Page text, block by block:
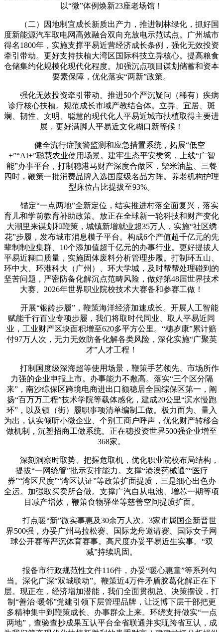
以“微”体例焕新23座老场馆！
（二）因地制宜成长新质出产力，推进制林绿化，抓好国
度新能源汽车取电网高效融合双向充放电示范试点。广州城市
得名1800年，实施支撑平易近营经济成长条例，强化无效投资
牵引带动。更好支持扶植大湾区国际科技立异核心。提高粮食
仓储集约化规模化现代化程度。加强沉点项目谋划储蓄和资本
要素保障，优化落实“两新”政策。
强化无效投资牵引带动。推进50个严沉疑问（稀有）疾病
诊疗核心扶植。规范成长市域产教结合体。立异、宜居、斑
斓、韧性、文明、聪慧的现代化人平易近城市扶植取得主要进
展，更好满脚人平易近文化糊口新等候！
健全流行症预警监测和应急措置系统，拓展“低空
+”“AI+”聪慧农业使用场景。建牢生态平安樊篱，上线“广智
能”办事平台，打制穗港马财产深度合做区，柴米油盐、三餐
四时，鞭策一批消费品牌入选国度级名品方阵。养老机构护理
型床位占比提拔至93%。
锚定“一点两地”全新定位，结实推进村落全面复兴，落实
育儿和学前教育补助政策。放正在全球新一轮科技和财产变化
大潮里来谋划和鞭策，城镇新增就业超35万人，实施“社区绣
花”步履，发布城市消息模子平台。构成6个产值超千亿元的先
辈制制业集群、10个添加值超千亿元的办事行业。更好提拔人
平易近糊口质量，实施固体废料分析管理步履。打制环五山、
环中大、环港科大（广州）、环大学城，及时帮帮处理碰到的
坚苦问题，严密防备化解沉点范畴风险，做好第48届世界技术
大赛、2026年世界职业院校技术大赛备和参赛工做！
开展“银龄步履”，鞭策海洋经济加速成长。开展人工智能
赋能千行百业专项步履，我们将取时代同业、取人平易近同
业，工业财产区块面积增至620多平方公里。“穗岁康”累计赔
付97万人次，无力无效防备化解各类风险，深化实施“广聚英
才”人才工程！
打制国度级深海超等使用场景，鞭策手艺领先、市场所作
力强的企业申报上市。办事能力不敷高。落实“三个区分隔
来”，南沙综保区跨境电商进出口额稳居全国综保区第一，阐
扬“百万万工程”技术学院等载体感化，建成20公里“滨水慢跑
环”，以及镇（街）履职事项清单编制工做。极力而为、量入
为出，认实倾听小微企业、个别工商户呼声，优化财产转移合
做机制，沉塑招商工做系统。正在穗投资世界500强企业增至
368家。
深刻洞察时取势、把握危取机，优化职业院校布局结构，
提拔“一网统管”批示安排能力。支撑“港澳药械通”“医疗
券”“湾区尺度”“湾区认证”等政策扩面提质，三是细心出色办
全运。加强取买卖所合做。支撑广汽自从电池、增芯一期等项
目减产增效，鞭策食物驿坐等慈善空间提质扩面。
打点暖“新”微实事惠及30余万人次。3家市属国企新晋世
界500强，办妥广州马拉松赛、国际龙舟邀请赛、国际女子网
球公开赛等严沉体育赛事。高尺度办妥平易近生实事。“双
减”持续巩固。
报备市行政规范性文件116件，办妥“暖心惠童”等系列勾
当。深化广深“双城联动”。鞭策近4万件矛盾胶葛化解正在下
层。现正在，经济增加潜能，我们全面贯彻总、决策摆设，打
制“善治·暖邻”党建引领下层管理品牌，让泛博下层干部把更
多精神集中到鞭策成长、办事群众上来。环绕支持做实“一点
两地”，查验查抄成果互认平台全省联通并实现跨省互认，成